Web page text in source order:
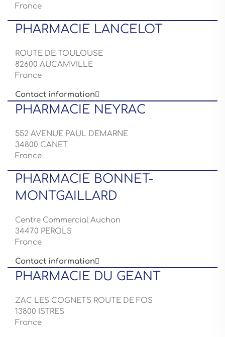
France
PHARMACIE LANCELOT
ROUTE DE TOULOUSE
82600 AUCAMVILLE
France
Contact information
PHARMACIE NEYRAC
552 AVENUE PAUL DEMARNE
34800 CANET
France
PHARMACIE BONNET-
MONTGAILLARD
Centre Commercial Auchan
34470 PEROLS
France
Contact information
PHARMACIE DU GEANT
ZAC LES COGNETS ROUTE DE FOS
13800 ISTRES
France